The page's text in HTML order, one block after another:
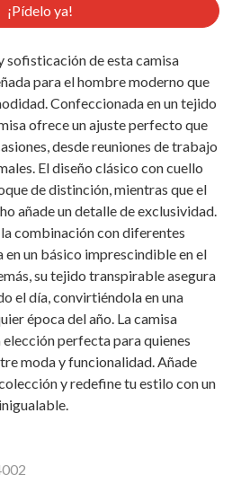
¡Pídelo ya!
sofisticación de esta camisa
para el hombre moderno que
Confeccionada en un tejido
ofrece un ajuste perfecto que
desde reuniones de trabajo
El diseño clásico con cuello
de distinción, mientras que el
añade un detalle de exclusividad.
combinación con diferentes
un básico imprescindible en el
su tejido transpirable asegura
el día, convirtiéndola en una
época del año. La camisa
perfecta para quienes
moda y funcionalidad. Añade
y redefine tu estilo con un